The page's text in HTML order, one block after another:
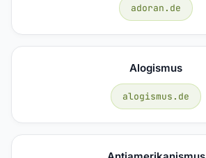
adoran.de
Alogismus
alogismus.de